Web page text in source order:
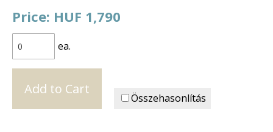
Price: HUF 1,790
ea.
Összehasonlítás